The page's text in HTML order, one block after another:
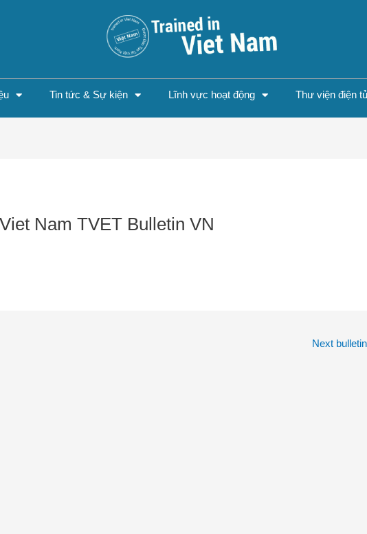
Tin tức & Sự kiện Lĩnh vực hoạt động Thư viện điện
Nam TVET Bulletin VN
Next bulletin